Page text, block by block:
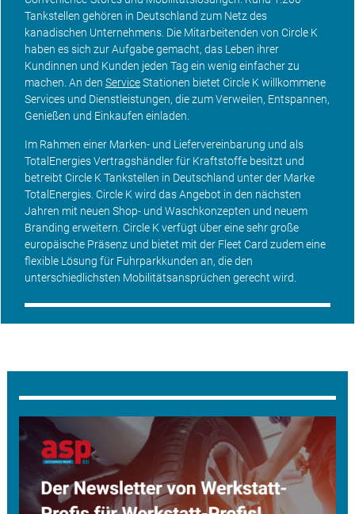
Tankstellen gehören in Deutschland zum Netz des
kanadischen Unternehmens. Die Mitarbeitenden von Circle K
haben es sich zur Aufgabe gemacht, das Leben ihrer
Kundinnen und Kunden jeden Tag ein wenig einfacher zu
machen. An den ServiceStationen bietet Circle K willkommene
Services und Dienstleistungen, die zum Verweilen, Entspannen,
Genießen und Einkaufen einladen.
Im Rahmen einer Marken- und Liefervereinbarung und als
TotalEnergies Vertragshändler für Kraftstoffe besitzt und
betreibt Circle K Tankstellen in Deutschland unter der Marke
TotalEnergies. Circle K wird das Angebot in den nächsten
Jahren mit neuen Shop- und Waschkonzepten und neuem
Branding erweitern. Circle K verfügt über eine sehr große
europäische Präsenz und bietet mit der Fleet Card zudem eine
flexible Lösung für Fuhrparkkunden an, die den
unterschiedlichsten Mobilitätsansprüchen gerecht wird.